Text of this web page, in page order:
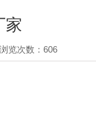
家
浏览次数：606